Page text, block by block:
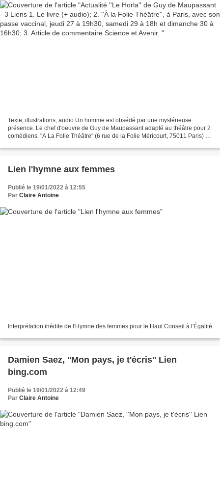
Texte, illustrations, audio Un homme est obsédé par une mystérieuse
présence. Le chef d'oeuvre de Guy de Maupassant adapté au théâtre pour 2
comédiens. "A La Folie Théâtre" (6 rue de la Folie Méricourt, 75011 Paris) du
Lien l'hymne aux femmes
Publié le 19/01/2022 à 12:55
Par Claire Antoine
Interprétation inédite de l'Hymne des femmes pour le Haut Conseil à l'Égalité
Damien Saez, ''Mon pays, je t'écris'' Lien
bing.com
Publié le 19/01/2022 à 12:49
Par Claire Antoine